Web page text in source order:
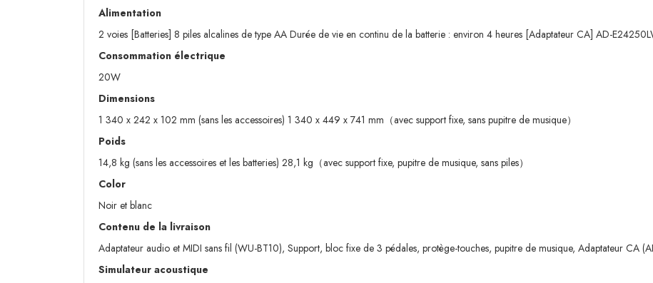
Alimentation
2 voies [Batteries] 8 piles alcalines de type AA Durée de vie en continu de la batterie : environ 4 heures [Adaptateur CA] AD-
Consommation électrique
20W
Dimensions
1 340 x 242 x 102 mm (sans les accessoires) 1 340 x 449 x 741 mm（avec support fixe, sans pupitre de musique）
Poids
14,8 kg (sans les accessoires et les batteries) 28,1 kg（avec support fixe, pupitre de musique, sans piles）
Color
Noir et blanc
Contenu de la livraison
Adaptateur audio et MIDI sans fil (WU-BT10), Support, bloc fixe de 3 pédales, protège-touches, pupitre de musique, Adaptateur CA
Simulateur acoustique